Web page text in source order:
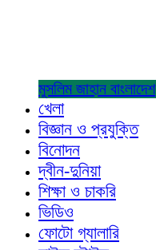
মুসলিম জাহান বাংলাদেশ
খেলা
বিজ্ঞান ও প্রযুক্তি
বিনোদন
দ্বীন-দুনিয়া
শিক্ষা ও চাকরি
ভিডিও
ফোটো গ্যালারি